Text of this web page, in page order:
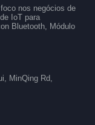
nos negócios de
IoT para
Bluetooth, Módulo
MinQing Rd,